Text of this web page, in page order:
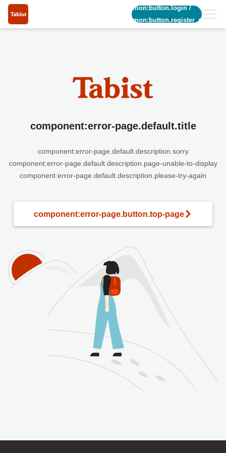
common:button.login/
common:button.register_short
component:error-page.default.title
component:error-page.default.description.sorry
component:error-page.default.description.page-unable-to-display
component:error-page.default.description.please-try-again
component:error-page.button.top-page